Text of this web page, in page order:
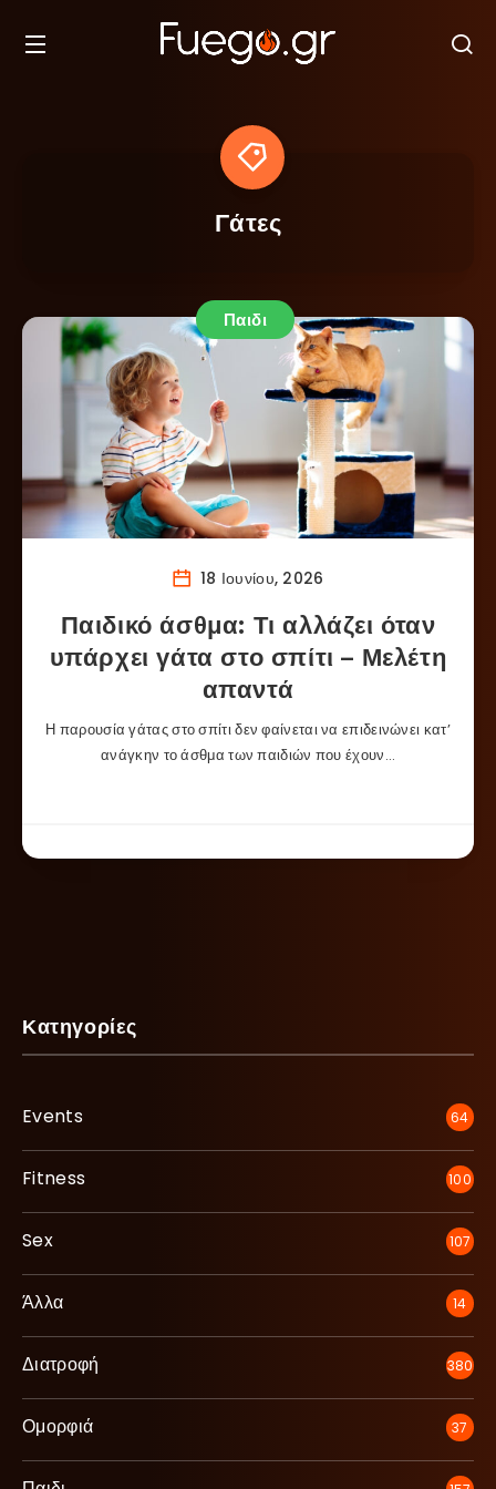
Γάτες
Παιδι
18 Ιουνίου, 2026
Παιδικό άσθμα: Τι αλλάζει όταν
υπάρχει γάτα στο σπίτι – Μελέτη
απαντά
Η παρουσία γάτας στο σπίτι δεν φαίνεται να επιδεινώνει κατ’
ανάγκην το άσθμα των παιδιών που έχουν…
Κατηγορίες
Events 64
Fitness 100
Sex 107
Άλλα 14
Διατροφή 380
Ομορφιά 37